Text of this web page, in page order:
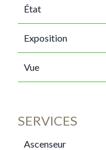
État
Exposition
Vue
SERVICES
Ascenseur